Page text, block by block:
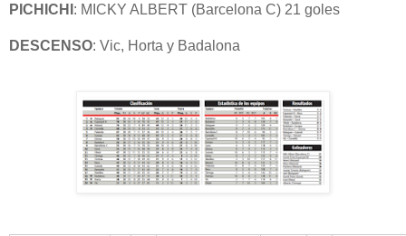
PICHICHI : MICKY ALBERT (Barcelona C) 21 goles
DESCENSO: Vic, Horta y Badalona